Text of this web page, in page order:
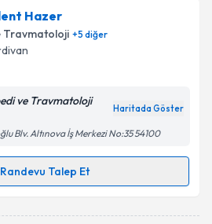
Hazer
Travmatoloji +5 diğer
ve Travmatoloji
Haritada Göster
Blv. Altınova İş Merkezi No:35 54100
Randevu Talep Et
Talebi